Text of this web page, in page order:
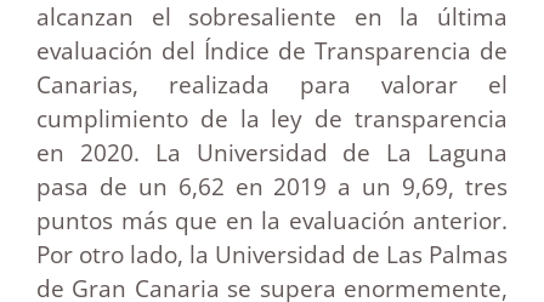
alcanzan el sobresaliente en la última
evaluación del Índice de Transparencia de
Canarias, realizada para valorar el
cumplimiento de la ley de transparencia
en 2020. La Universidad de La Laguna
pasa de un 6,62 en 2019 a un 9,69, tres
puntos más que en la evaluación anterior.
Por otro lado, la Universidad de Las Palmas
de Gran Canaria se supera enormemente,